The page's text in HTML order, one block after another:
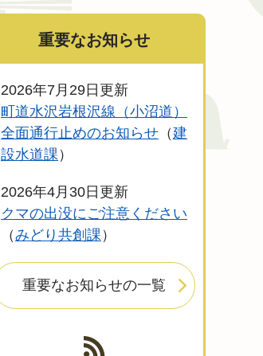
重要なお知らせ
2026年7月29日更新
町道水沢岩根沢線（小沼道）
全面通行止めのお知らせ
建
設水道課
2026年4月30日更新
クマの出没にご注意ください
みどり共創課
重要なお知らせの一覧